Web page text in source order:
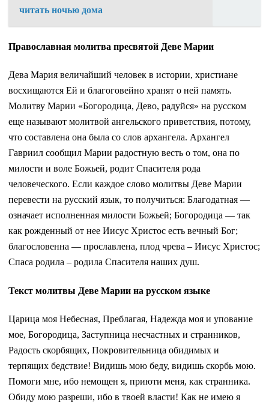
читать ночью дома
Православная молитва пресвятой Деве Марии
Дева Мария величайший человек в истории, христиане
восхищаются Ей и благоговейно хранят о ней память.
Молитву Марии «Богородица, Дево, радуйся» на русском
еще называют молитвой ангельского приветствия, потому,
что составлена она была со слов архангела. Архангел
Гавриил сообщил Марии радостную весть о том, она по
милости и воле Божьей, родит Спасителя рода
человеческого. Если каждое слово молитвы Деве Марии
перевести на русский язык, то получиться: Благодатная —
означает исполненная милости Божьей; Богородица — так
как рожденный от нее Иисус Христос есть вечный Бог;
благословенна — прославлена, плод чрева – Иисус Христос;
Спаса родила – родила Спасителя наших душ.
Текст молитвы Деве Марии на русском языке
Царица моя Небесная, Преблагая, Надежда моя и упование
мое, Богородица, Заступница несчастных и странников,
Радость скорбящих, Покровительница обидимых и
терпящих бедствие! Видишь мою беду, видишь скорбь мою.
Помоги мне, ибо немощен я, приюти меня, как странника.
Обиду мою разреши, ибо в твоей власти! Как не имею я